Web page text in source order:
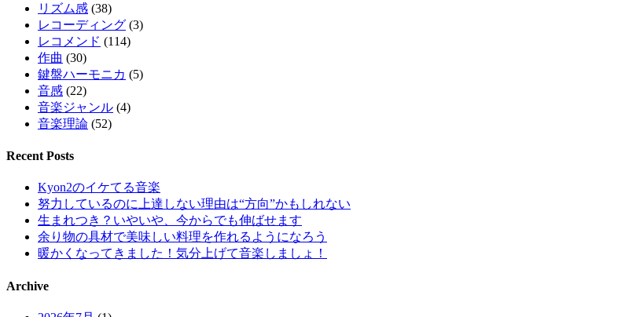
リズム感 (38)
レコーディング (3)
レコメンド (114)
作曲 (30)
鍵盤ハーモニカ (5)
音感 (22)
音楽ジャンル (4)
音楽理論 (52)
Recent Posts
Kyon2のイケてる音楽
努力しているのに上達しない理由は“方向”かもしれない
生まれつき？いやいや、今からでも伸ばせます
余り物の具材で美味しい料理を作れるようになろう
暖かくなってきました！気分上げて音楽しましょ！
Archive